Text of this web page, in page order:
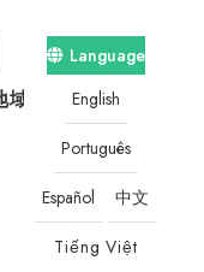
Language
English
Português
Español 中文
Tiếng Việt
域連携・相談